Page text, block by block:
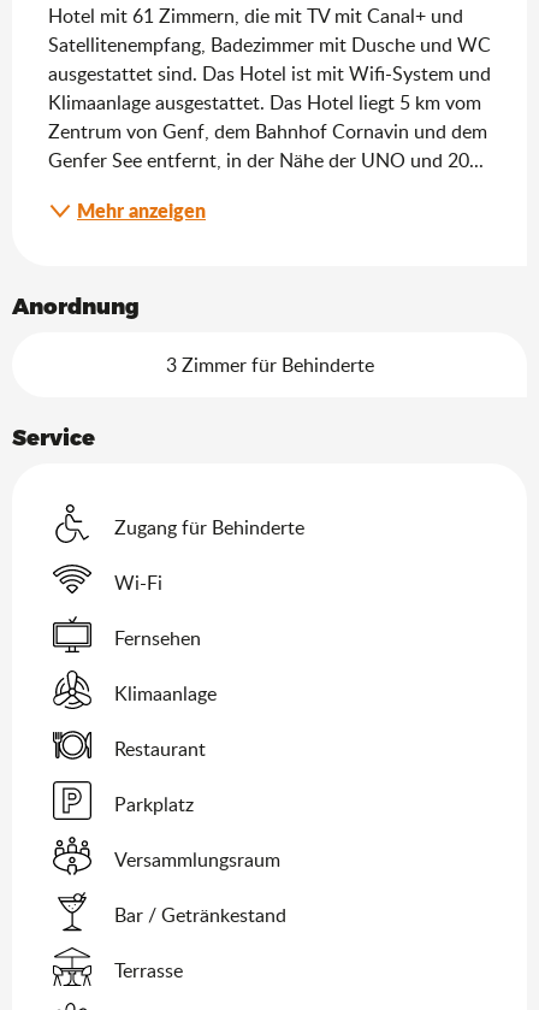
Hotel mit 61 Zimmern, die mit TV mit Canal+ und
Satellitenempfang, Badezimmer mit Dusche und WC
ausgestattet sind. Das Hotel ist mit Wifi-System und
Klimaanlage ausgestattet. Das Hotel liegt 5 km vom
Zentrum von Genf, dem Bahnhof Cornavin und dem
Genfer See entfernt, in der Nähe der UNO und 20...
Mehr anzeigen
Anordnung
3 Zimmer für Behinderte
Service
Zugang für Behinderte
Wi-Fi
Fernsehen
Klimaanlage
Restaurant
Parkplatz
Versammlungsraum
Bar / Getränkestand
Terrasse